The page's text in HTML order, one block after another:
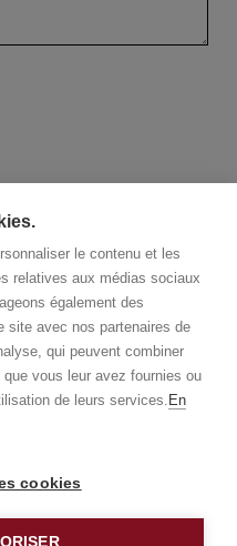
Estate Belgium
Real Estate
Clause de non-responsabilité
Made by Galia
le contenu et les
relatives aux médias sociaux
également des
site avec nos partenaires de
qui peuvent combiner
vous leur avez fournies ou
de leurs services. En
cookies